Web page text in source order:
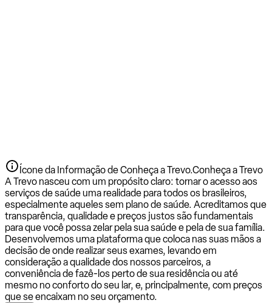
Ícone da Informação de Conheça a Trevo.Conheça a Trevo
A Trevo nasceu com um propósito claro: tornar o acesso aos
serviços de saúde uma realidade para todos os brasileiros,
especialmente aqueles sem plano de saúde. Acreditamos que
transparência, qualidade e preços justos são fundamentais
para que você possa zelar pela sua saúde e pela de sua família.
Desenvolvemos uma plataforma que coloca nas suas mãos a
decisão de onde realizar seus exames, levando em
consideração a qualidade dos nossos parceiros, a
conveniência de fazê-los perto de sua residência ou até
mesmo no conforto do seu lar, e, principalmente, com preços
que se encaixam no seu orçamento.